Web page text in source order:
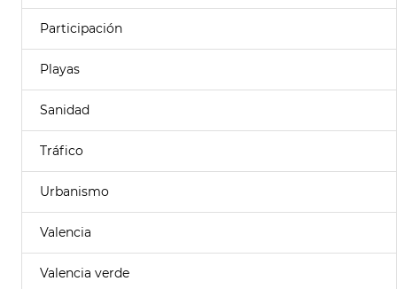
Participación
Playas
Sanidad
Tráfico
Urbanismo
Valencia
Valencia verde